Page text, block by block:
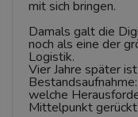
mit sich bringen.
Damals galt die
noch als eine der
Logistik.
Vier Jahre später
welche
Mittelpunkt